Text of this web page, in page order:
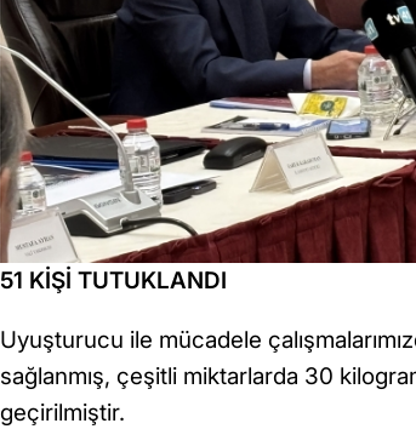
51 KİŞİ TUTUKLANDI
Uyuşturucu ile mücadele
sağlanmış, çeşitli miktarlarda 30
geçirilmiştir.